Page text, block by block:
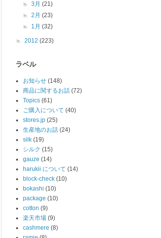
►3月(21)
►2月(23)
► 1月(32)
► 2012 (223)
ラベル
お知らせ (148)
商品に関するお話 (72)
Topics (61)
ご購入について (40)
stores.jp (25)
生産地のお話 (24)
silk (19)
シルク (15)
gauze (14)
harukii について (14)
block-check (10)
bokashi (10)
package (10)
cotton (9)
楽天市場 (9)
cashmere (8)